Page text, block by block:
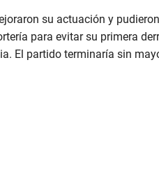
su actuación y
para evitar su primera
El partido terminaría sin